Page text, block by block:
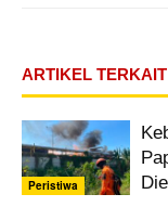
ARTIKEL TERKAIT
Peristiwa